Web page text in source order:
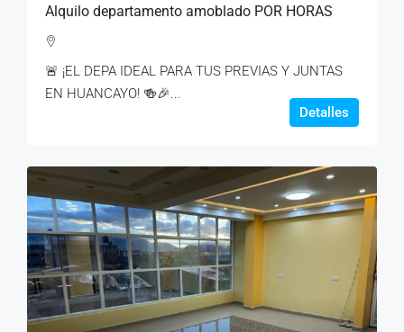
Alquilo departamento amoblado POR HORAS
🚨 ¡EL DEPA IDEAL PARA TUS PREVIAS Y JUNTAS
EN HUANCAYO! 🍻🎉...
Detalles